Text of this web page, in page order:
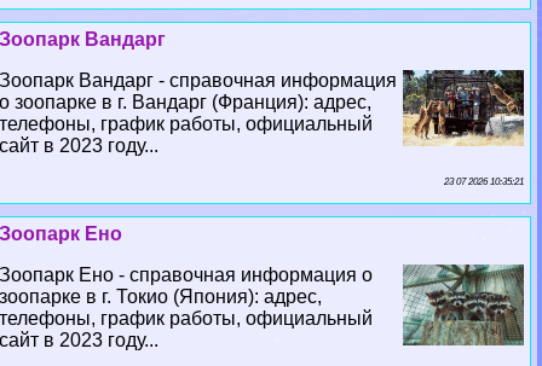
Зоопарк Вандарг
Зоопарк Вандарг - справочная информация
о зоопарке в г. Вандарг (Франция): адрес,
телефоны, график работы, официальный
сайт в 2023 году...
23 07 2026 10:35:21
Зоопарк Ено
Зоопарк Ено - справочная информация о
зоопарке в г. Токио (Япония): адрес,
телефоны, график работы, официальный
сайт в 2023 году...